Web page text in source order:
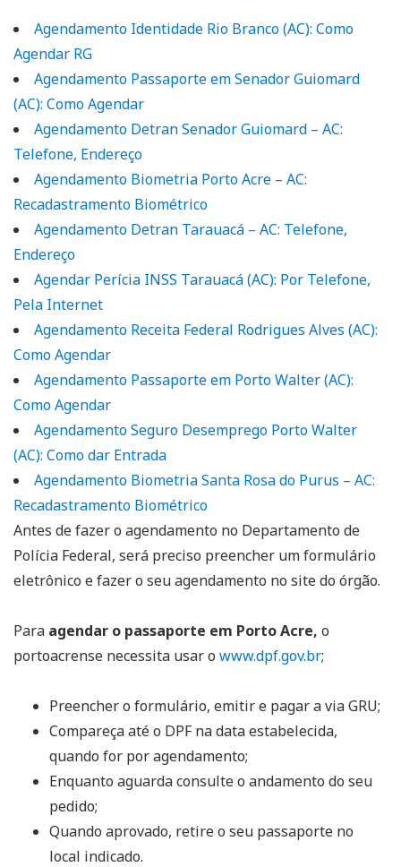
Agendamento Identidade Rio Branco (AC): Como
Agendar RG
Agendamento Passaporte em Senador Guiomard
(AC): Como Agendar
Agendamento Detran Senador Guiomard – AC:
Telefone, Endereço
Agendamento Biometria Porto Acre – AC:
Recadastramento Biométrico
Agendamento Detran Tarauacá – AC: Telefone,
Endereço
Agendar Perícia INSS Tarauacá (AC): Por Telefone,
Pela Internet
Agendamento Receita Federal Rodrigues Alves (AC):
Como Agendar
Agendamento Passaporte em Porto Walter (AC):
Como Agendar
Agendamento Seguro Desemprego Porto Walter
(AC): Como dar Entrada
Agendamento Biometria Santa Rosa do Purus – AC:
Recadastramento Biométrico
Antes de fazer o agendamento no Departamento de
Polícia Federal, será preciso preencher um formulário
eletrônico e fazer o seu agendamento no site do órgão.
Para agendar o passaporte em Porto Acre, o
portoacrense necessita usar o www.dpf.gov.br;
Preencher o formulário, emitir e pagar a via GRU;
Compareça até o DPF na data estabelecida,
quando for por agendamento;
Enquanto aguarda consulte o andamento do seu
pedido;
Quando aprovado, retire o seu passaporte no
local indicado.